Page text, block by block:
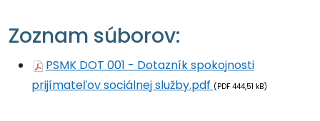
Zoznam súborov:
PSMK DOT 001 - Dotazník spokojnosti
prijímateľov sociálnej služby.pdf (PDF 444,51 kB)